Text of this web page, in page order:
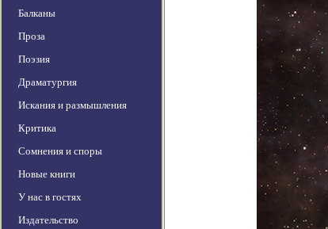
Балканы
Проза
Поэзия
Драматургия
Искания и размышления
Критика
Сомнения и споры
Новые книги
У нас в гостях
Издательство